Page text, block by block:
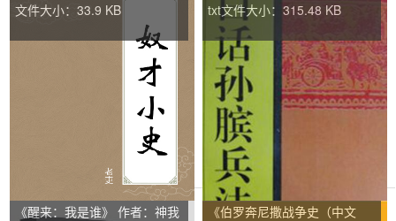
文件大小：33.9 KB
txt文件大小：315.48 KB
《醒来：我是谁》 作者：神我
《伯罗奔尼撒战争史（中文